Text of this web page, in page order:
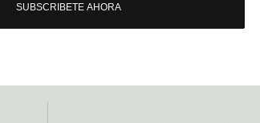
SUBSCRIBETE AHORA